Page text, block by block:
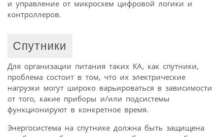
и управление от микросхем цифровой логики и
контроллеров.
Спутники
Для организации питания таких КА, как спутники,
проблема состоит в том, что их электрические
нагрузки могут широко варьироваться в зависимости
от того, какие приборы и/или подсистемы
функционируют в конкретное время.
Энергосистема на спутнике должна быть защищена